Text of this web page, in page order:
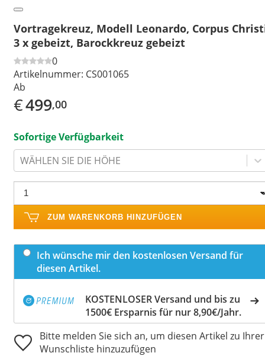
Vortragekreuz, Modell Leonardo, Corpus
3 x gebeizt, Barockkreuz gebeizt
0
Artikelnummer: CS001065
Ab
€499,00
Sofortige Verfügbarkeit
WÄHLEN SIE DIE HÖHE
ZUM WARENKORB HINZUFÜGEN
Ich wünsche mir den kostenlosen Versand für
diesen Artikel.
KOSTENLOSER Versand und bis zu
1500€ Ersparnis für nur 8,90€/Jahr.
Bitte melden Sie sich an, um diesen Artikel zu Ihrer
Wunschliste hinzuzufügen